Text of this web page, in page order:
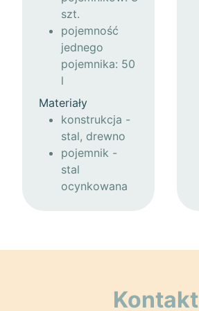
szt.
pojemność
jednego
pojemnika: 50
l
Materiały
konstrukcja -
stal, drewno
pojemnik -
stal
ocynkowana
Kontakt